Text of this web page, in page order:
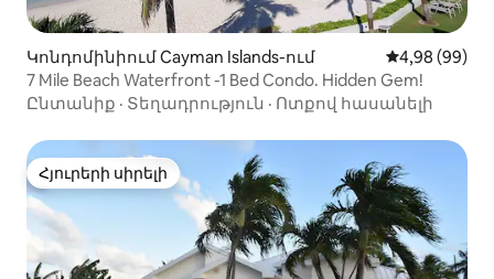
Կոնդոմինիում Cayman Islands-ում Միջին
4,98 (99)
7 Mile Beach Waterfront -1 Bed Condo. Hidden Gem!
Ընտանիք · Տեղադրություն · Ոտքով հասանելի
Հյուրերի սիրելի
Հյուրերի սիրելի